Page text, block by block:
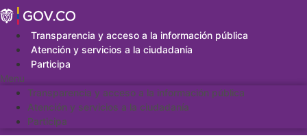
Saltar
al
contenidoTransparencia y acceso a la información pública
Atención y servicios a la ciudadanía
Participa
Menu
Transparencia y acceso a la información pública
Atención y servicios a la ciudadanía
Participa